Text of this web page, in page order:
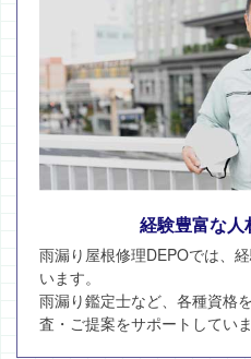
経験豊富な人
雨漏り屋根修理DEPOでは、
います。
雨漏り鑑定士など、各種資格
査・ご提案をサポートしていま